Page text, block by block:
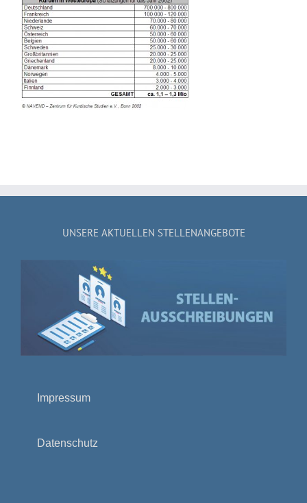
UNSERE AKTUELLEN STELLENANGEBOTE
Impressum
Datenschutz